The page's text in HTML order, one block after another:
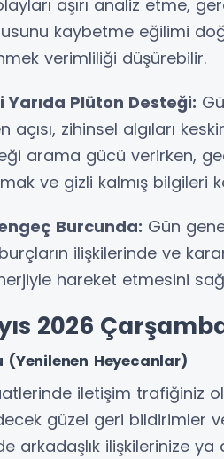
aşırı analiz etme,
kaybetme eğilimi
verimliliği düşürebilir.
Yarıda Plüton Desteği:
açısı, zihinsel algıları
arama gücü verirken,
ve gizli kalmış bilgileri
Burcunda: Gün
ilişkilerinde ve
hareket etmesini
2026
(Yenilenen Heyecanlar)
iletişim trafiğiniz
güzel geri bildirimler
arkadaşlık ilişkilerinize